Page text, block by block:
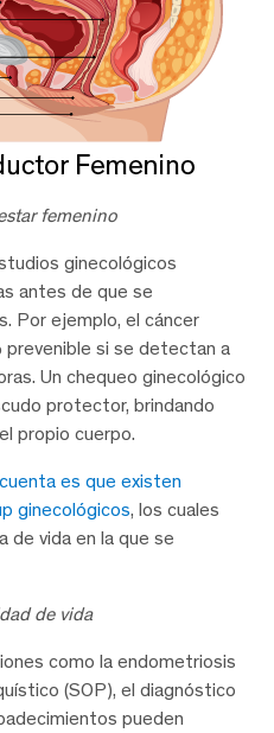
femenino
ginecológicos
antes de que se
Por ejemplo, el cáncer
si se detectan a
Un chequeo ginecológico
protector, brindando
propio cuerpo.
es que existen
ginecológicos, los cuales
de vida en la que se
de vida
como la endometriosis
(SOP), el diagnóstico
pueden